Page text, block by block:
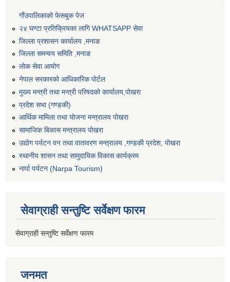
गाँउपालिकाको फेसबुक पेज
२४ घण्टा प्रतिक्रियका लागि WHATSAPP सेवा
जिल्ला प्रशासन कार्यालय ,मनाङ
जिल्ला समन्वय समिति ,मनाङ
लोक सेवा आयोग
नेपाल सरकारको आधिकारिक पोर्टल
मुख्य मन्त्री तथा मन्त्री परिषदको कार्यालय,पोखरा
प्रदेश सभा (गण्डकी)
आर्थिक मामिला तथा योजना मन्त्रालय पोखरा
सामाजिक बिकास मन्त्रालय पोखरा
उद्योग पर्यटन वन तथा वातावरण मन्त्रालय ,गण्डकी प्रदेश, पोखरा
स्थानीय शासन तथा सामुदायिक विकास कार्यक्रम
नार्पा पर्यटन (Narpa Tourism)
सेवाग्राही सन्तुष्टि सर्वेक्षण फारम
सेवाग्राही सन्तुष्टि सर्वेक्षण फारम
जनमत